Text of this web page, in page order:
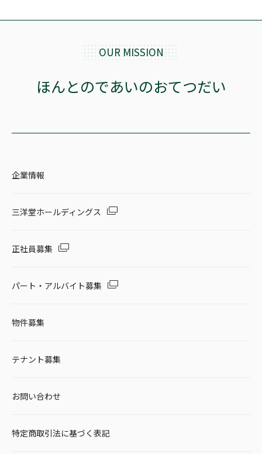
OUR MISSION
ほんとのであいのおてつだい
企業情報
三洋堂ホールディングス
正社員募集
パート・アルバイト募集
物件募集
テナント募集
お問い合わせ
特定商取引法に基づく表記